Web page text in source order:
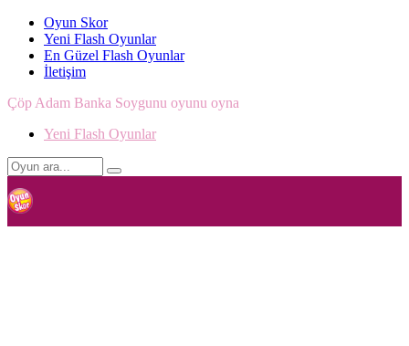
Oyun Skor
Yeni Flash Oyunlar
En Güzel Flash Oyunlar
İletişim
Çöp Adam Banka Soygunu oyunu oyna
Yeni Flash Oyunlar